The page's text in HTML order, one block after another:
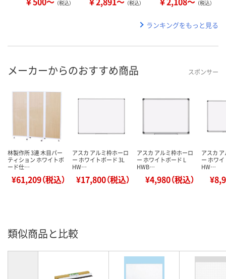
（税込） （税込） （税込）
ランキングをもっと見る
メーカーからのおすすめ商品 スポンサー
林製作所 3連 木目パー
ティション ホワイトボ
ード仕…
¥61,209（税込）
アスカ アルミ枠ホーロ
ー ホワイトボード 3L
HW…
¥17,800（税込）
アスカ アルミ枠ホーロ
ー ホワイトボード L
HWB…
¥4,980（税込）
アスカ
ー ホワ
HW…
類似商品と比較